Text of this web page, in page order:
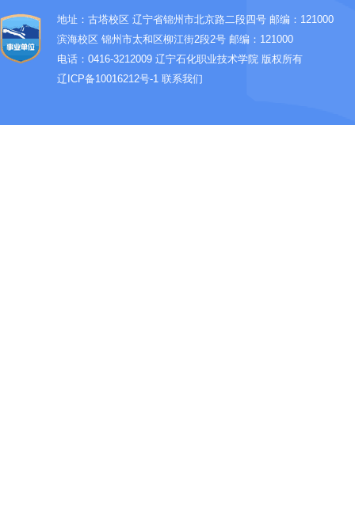
地址：古塔校区 辽宁省锦州市北京路二段四号 邮编：121000
滨海校区 锦州市太和区柳江街2段2号 邮编：121000
电话：0416-3212009 辽宁石化职业技术学院 版权所有
辽ICP备10016212号-1 联系我们